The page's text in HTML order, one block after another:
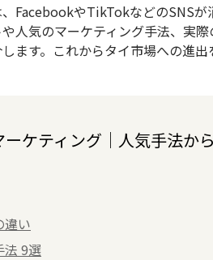
FacebookやTikTokなどのSNS
人気のマーケティング手法、実
ます。これからタイ市場への進
ケティング｜人気手法か
違い
法 9選